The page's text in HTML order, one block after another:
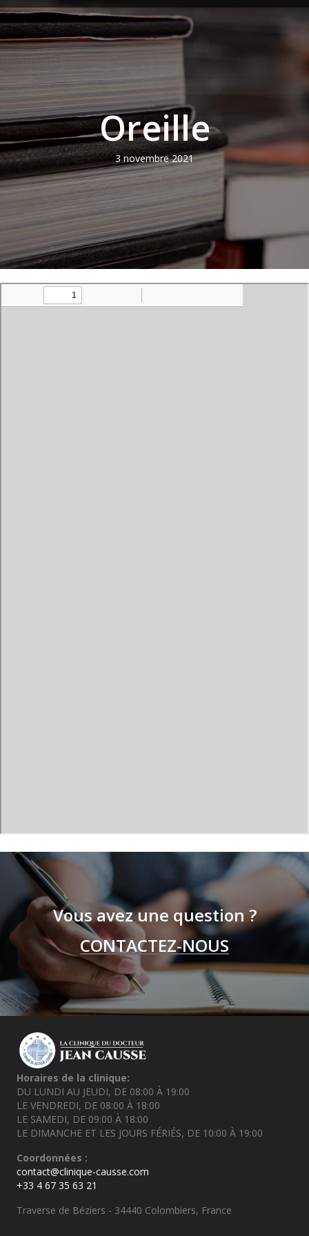
Oreille
3 novembre 2021
Vous avez une question ?
CONTACTEZ-NOUS
Horaires de la clinique:
DU LUNDI AU JEUDI, DE 08:00 À 19:00
LE VENDREDI, DE 08:00 À 18:00
LE SAMEDI, DE 09:00 À 18:00
LE DIMANCHE ET LES JOURS FÉRIÉS, DE 10:00 À 19:00
Coordonnées :
contact@clinique-causse.com
+33 4 67 35 63 21
Traverse de Béziers - 34440 Colombiers, France